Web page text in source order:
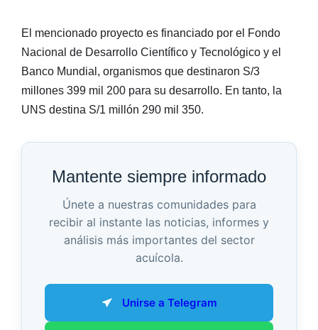
El mencionado proyecto es financiado por el Fondo
Nacional de Desarrollo Científico y Tecnológico y el
Banco Mundial, organismos que destinaron S/3
millones 399 mil 200 para su desarrollo. En tanto, la
UNS destina S/1 millón 290 mil 350.
Mantente siempre informado
Únete a nuestras comunidades para
recibir al instante las noticias, informes y
análisis más importantes del sector
acuícola.
Unirse a Telegram